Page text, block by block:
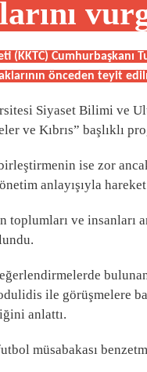
(KKTC)
önceden teyit
Siyaset Bilimi ve
ve Kıbrıs” başlıklı
ise zor
anlayışıyla
toplumları ve
ile görüşmelere
anlattı.
müsabakası